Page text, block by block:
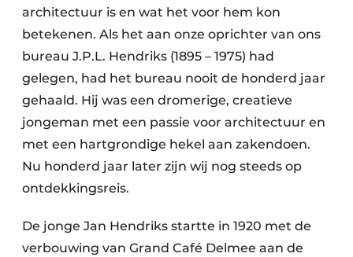
architectuur is en wat het voor hem kon
betekenen. Als het aan onze oprichter van ons
bureau J.P.L. Hendriks (1895 – 1975) had
gelegen, had het bureau nooit de honderd jaar
gehaald. Hij was een dromerige, creatieve
jongeman met een passie voor architectuur en
met een hartgrondige hekel aan zakendoen.
Nu honderd jaar later zijn wij nog steeds op
ontdekkingsreis.
De jonge Jan Hendriks startte in 1920 met de
verbouwing van Grand Café Delmee aan de